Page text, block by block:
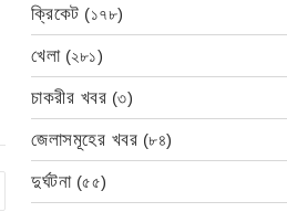
ক্রিকেট (১৭৮)
খেলা(২৮১)
চাকরীর খবর (৩)
জেলাসমূহের খবর (৮৪)
দুর্ঘটনা(৫৫)